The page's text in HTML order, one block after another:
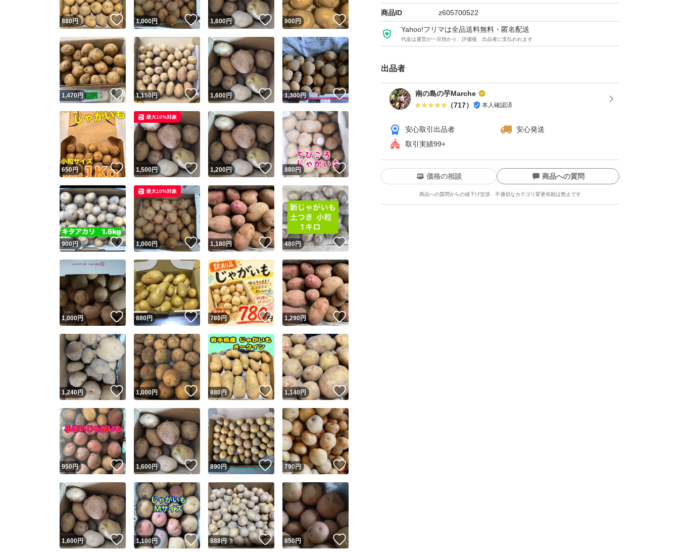
1キロ商品は、コンパクトボックスに入る大きさの詰め合わせに
なります。
商品規格は
3キロ 1700円
5キロ 2400円
10キロ 3900円
大量購入希望の方は、コメントを頂ければ、可能な範囲で対応さ
せて頂きたいと思います。
よろしくお願いいたします
商品ID z605700522
Yahoo!フリマは全品送料無料・匿名配送
代金は運営が一旦預かり、評価後、出品者に支払われます
出品者
南の島の芋Marche
（717） 本人確認済
安心取引出品者
安心発送
取引実績99+
ユーザーの実績について
Yahoo!フリマが定めた一定の基準を満たしたユーザーにバッジを付与しています
安心取引出品者
安心取引出品者 Yahoo!フリマの基準をクリアした安心・安全なユーザーです
取引実績
取引実績◯+ このユーザーはYahoo!フリマの取引を完了させた実績があります
他フリマ実績◯+ このユーザーは他フリマサービスでの取引実績があります
価格の相談 商品への質問
商品への質問からの値下げ交渉、不適切なカテゴリ変更依頼は禁止です
この商品の情報をコピーします
商品画像の無断転載は禁止されています
コピーは1商品につき1回です
出品ページへ
880円 いいね！
1,000円 いいね！
1,600円 いいね！
900円 いいね！
1,470円 いいね！
1,150円 いいね！
1,600円 いいね！
1,300円 いいね！
650円 いいね！
1,500円 いいね！
最大10%対象
1,200円 いいね！
880円
900円 いいね！
1,000円 いいね！
最大10%対象
1,180円 いいね！
480円 いいね！
1,000円 いいね！
880円 いいね！
780円 いいね！
1,290円 いいね！
1,240円 いいね！
1,000円 いいね！
880円 いいね！
1,140円 いいね！
950円 いいね！
1,600円 いいね！
890円 いいね！
790円 いいね！
1,600円 いいね！
1,100円 いいね！
888円 いいね！
850円 いいね！